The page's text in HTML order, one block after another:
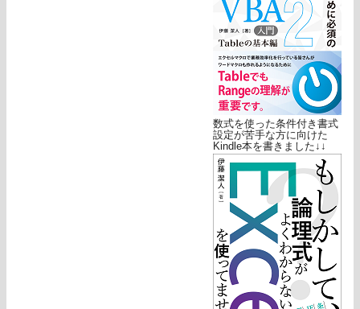
数式を使った条件付き書式
設定が苦手な方に向けた
Kindle本を書きました↓↓